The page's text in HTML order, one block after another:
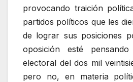
provocando traición
partidos políticos que les
de lograr sus posiciones
oposición esté
electoral del dos mil
pero no, en materia